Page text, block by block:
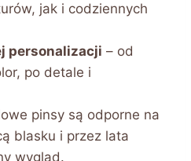
jak i codziennych
personalizacji – od
po detale i
pinsy są odporne na
blasku i przez lata
wygląd.